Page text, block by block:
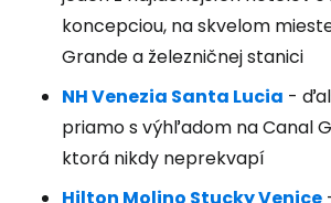
koncepciou, na skvelom
Grande a železničnej stanici
NH Venezia Santa Lucia -
priamo s výhľadom na Canal
ktorá nikdy neprekvapí